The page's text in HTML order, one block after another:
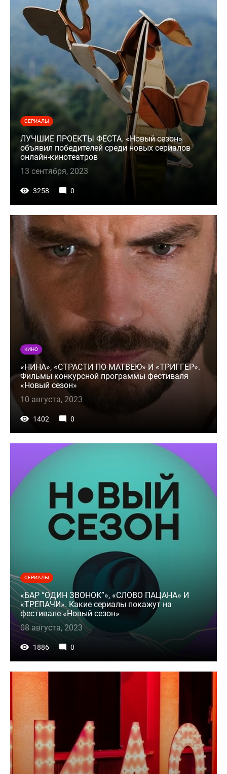
СЕРИАЛЫ
ЛУЧШИЕ ПРОЕКТЫ ФЕСТА. «Новый сезон»
объявил победителей среди новых сериалов
онлайн-кинотеатров
13 сентября, 2023
3258 0
КИНО
«НИНА», «СТРАСТИ ПО МАТВЕЮ» И «ТРИГГЕР».
Фильмы конкурсной программы фестиваля
«Новый сезон»
10 августа, 2023
1402 0
СЕРИАЛЫ
«БАР “ОДИН ЗВОНОК”», «СЛОВО ПАЦАНА» И
«ТРЕПАЧИ». Какие сериалы покажут на
фестивале «Новый сезон»
08 августа, 2023
1886 0